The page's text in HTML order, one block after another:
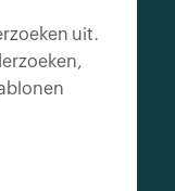
uit.